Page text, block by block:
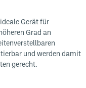
Gerät für
Grad an
und werden damit
gerecht.